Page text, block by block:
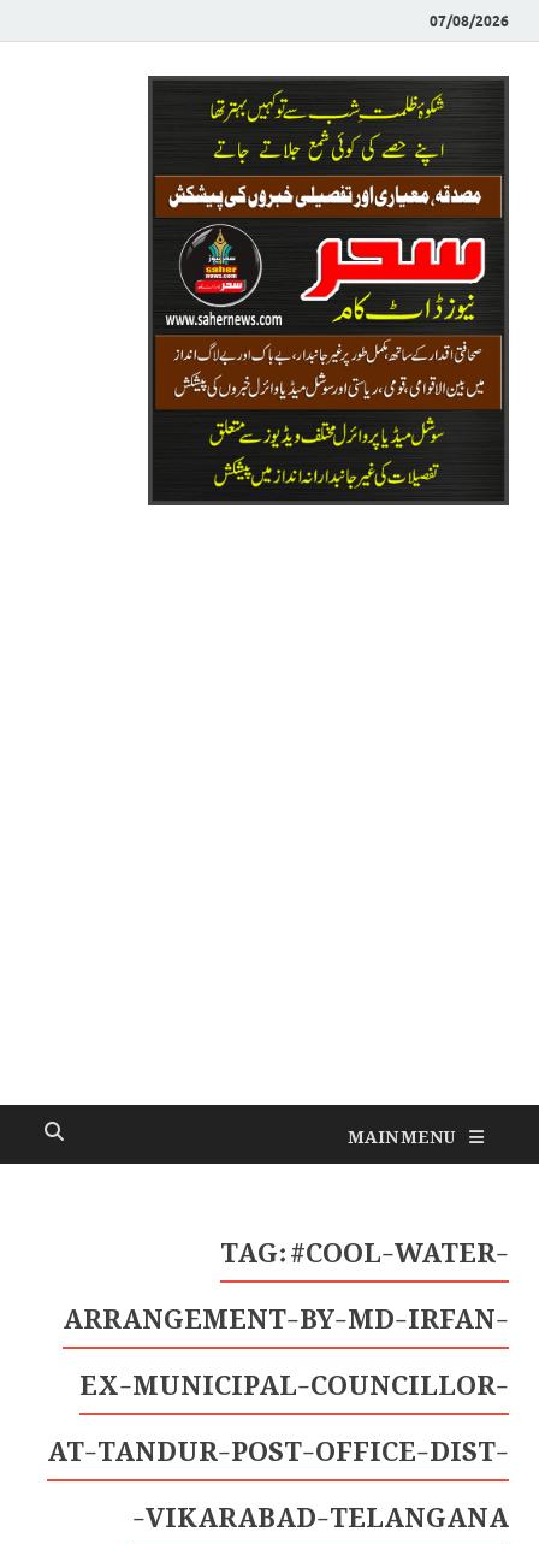
07/08/2026
MAIN MENU
TAG:#COOL-WATER-
ARRANGEMENT-BY-MD-IRFAN-
EX-MUNICIPAL-COUNCILLOR-
AT-TANDUR-POST-OFFICE-DIST-
VIKARABAD-TELANGANA-